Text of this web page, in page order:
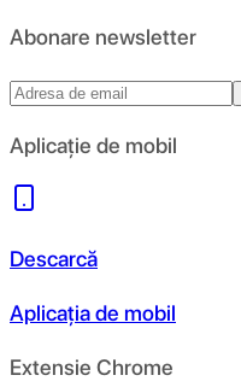
Abonare newsletter
Aplicație de mobil
Descarcă
Aplicația de mobil
Extensie Chrome